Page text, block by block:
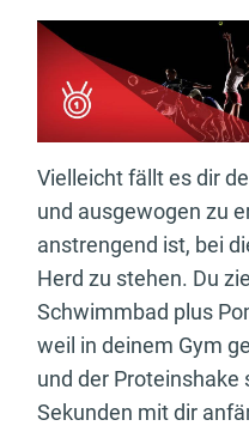
Vielleicht fällt es dir
und ausgewogen zu
anstrengend ist, bei
Herd zu stehen. Du
Schwimmbad plus
weil in deinem Gym
und der Proteinshake
Sekunden mit dir